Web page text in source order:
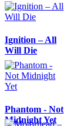
Ignition – All
Will Die
Phantom - Not
Midnight Yet